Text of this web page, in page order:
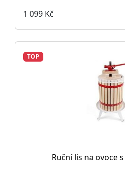
1 099 Kč
TOP
Ruční lis na ovoce